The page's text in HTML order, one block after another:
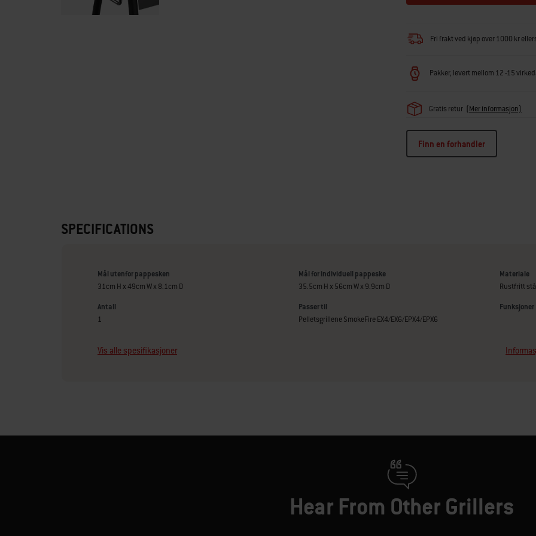
Fri frakt ved kjøp over 1000 kr
Pakker, levert mellom 12 -15
Gratis retur (Mer informasjon)
Finn en forhandler
SPECIFICATIONS
Mål utenfor pappesken
31cm H x 49cm W x 8.1cm D
Mål for individuell pappeske
35.5cm H x 56cm W x 9.9cm D
Materiale
Rustfritt
Antall
1
Passer til
Pelletsgrillene SmokeFire EX4/EX6/EPX4/EPX6
Funksjoner
Vis alle spesifikasjoner
Hear From Other Grillers